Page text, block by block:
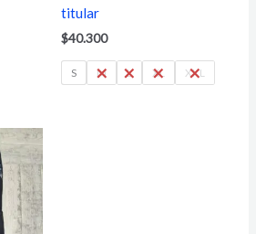
titular
$40.300
S M L XL XXL